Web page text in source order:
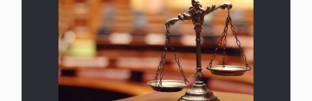
هل يجوز فتح مشروع كوافير نسائي للمحجبات وغير
المحجبات؟